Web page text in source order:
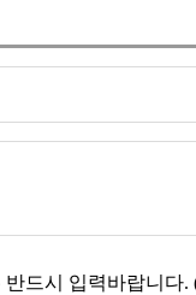
반드시 입력바랍니다